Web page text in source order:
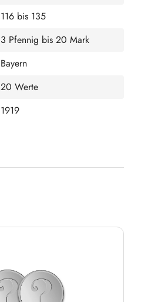
116 bis 135
3 Pfennig bis 20 Mark
Bayern
20 Werte
1919